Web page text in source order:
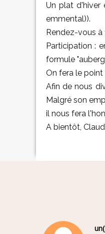
Un plat d'hiver
emmental)).
Rendez-vous à
Participation :
formule
On fera le
Afin de nous
Malgré son
il nous fera
A bientôt,